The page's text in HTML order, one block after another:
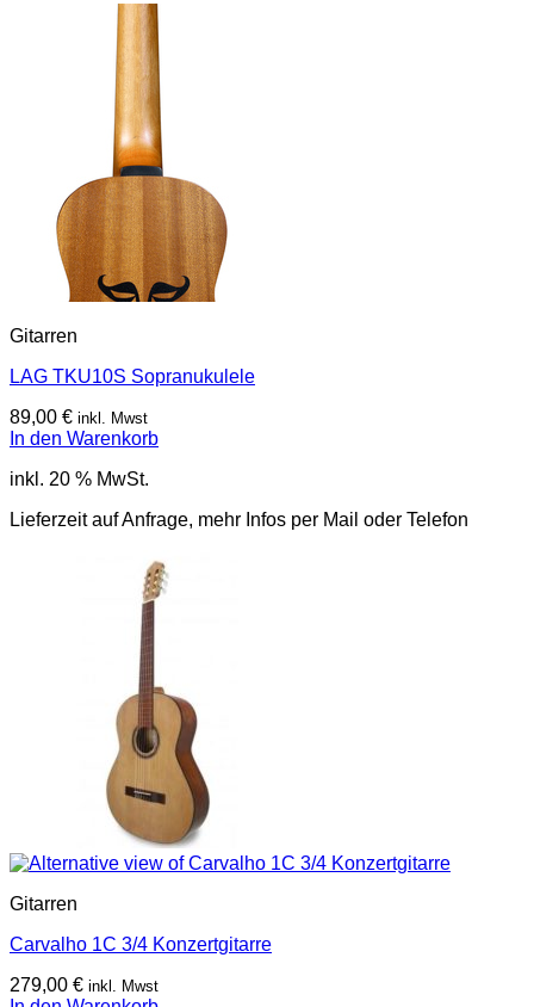
Gitarren
LAG TKU10S Sopranukulele
89,00 € inkl. Mwst
In den Warenkorb
inkl. 20 % MwSt.
Lieferzeit auf Anfrage, mehr Infos per Mail oder Telefon
Gitarren
Carvalho 1C 3/4 Konzertgitarre
279,00 € inkl. Mwst